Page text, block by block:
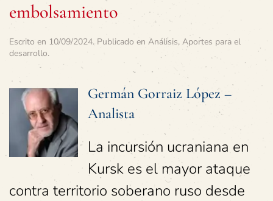
embolsamiento
Escrito en 10/09/2024. Publicado en Análisis, Aportes para el
desarrollo.
Germán Gorraiz López –
Analista
La incursión ucraniana en
Kursk es el mayor ataque
contra territorio soberano ruso desde